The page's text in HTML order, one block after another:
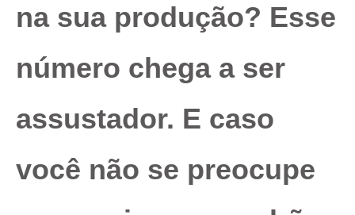
na sua produção? Esse
número chega a ser
assustador. E caso
você não se preocupe